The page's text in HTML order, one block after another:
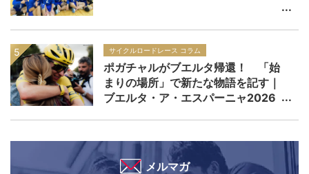
サイクルロードレース コラム
ポガチャルがブエルタ帰還！ 「始
まりの場所」で新たな物語を記す｜
ブエルタ・ア・エスパーニャ2026
メルマガ